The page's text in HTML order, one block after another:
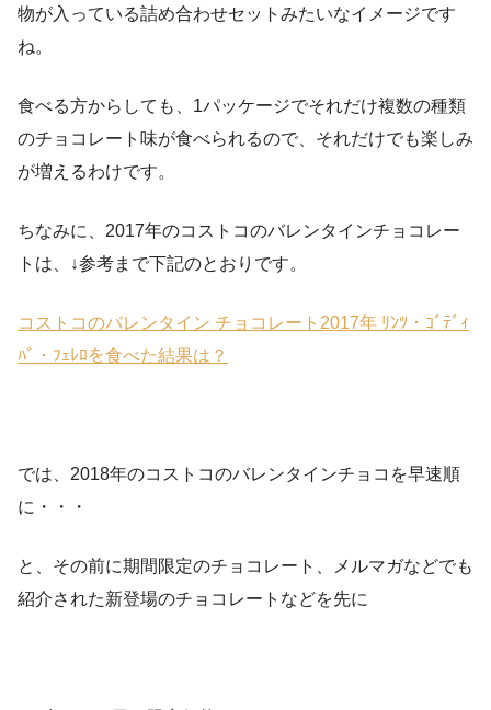
物が入っている詰め合わせセットみたいなイメージです
ね。
食べる方からしても、1パッケージでそれだけ複数の種類
のチョコレート味が食べられるので、それだけでも楽しみ
が増えるわけです。
ちなみに、2017年のコストコのバレンタインチョコレー
トは、↓参考まで下記のとおりです。
コストコのバレンタイン チョコレート2017年 ﾘﾝﾂ・ｺﾞﾃﾞｨ
ﾊﾞ・ﾌｪﾚﾛを食べた結果は？
では、2018年のコストコのバレンタインチョコを早速順
に・・・
と、その前に期間限定のチョコレート、メルマガなどでも
紹介された新登場のチョコレートなどを先に